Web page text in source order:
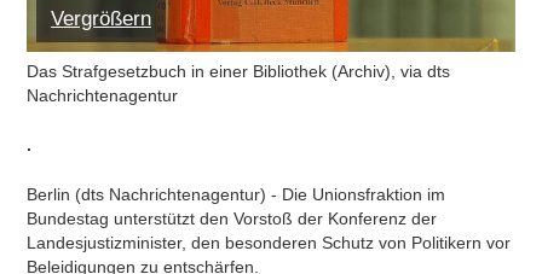
Vergrößern
Das Strafgesetzbuch in einer Bibliothek (Archiv), via dts
Nachrichtenagentur
.
Berlin (dts Nachrichtenagentur) - Die Unionsfraktion im
Bundestag unterstützt den Vorstoß der Konferenz der
Landesjustizminister, den besonderen Schutz von Politikern vor
Beleidigungen zu entschärfen.